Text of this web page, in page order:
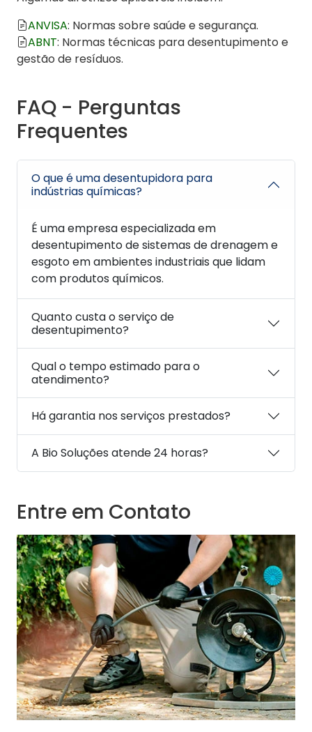
ANVISA: Normas sobre saúde e segurança.
ABNT: Normas técnicas para desentupimento e
gestão de resíduos.
FAQ - Perguntas
Frequentes
O que é uma desentupidora para
indústrias químicas?
É uma empresa especializada em
desentupimento de sistemas de drenagem e
esgoto em ambientes industriais que lidam
com produtos químicos.
Quanto custa o serviço de
desentupimento?
Qual o tempo estimado para o
atendimento?
Há garantia nos serviços prestados?
A Bio Soluções atende 24 horas?
Entre em Contato